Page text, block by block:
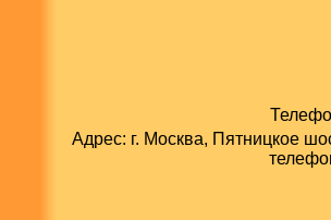
Адрес: г. Москва, Пятницкое